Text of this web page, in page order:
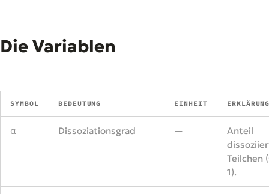
Die Variablen
SYMBOL BEDEUTUNG EINHEIT
α Dissoziationsgrad —
Anteil
Teilchen
1).